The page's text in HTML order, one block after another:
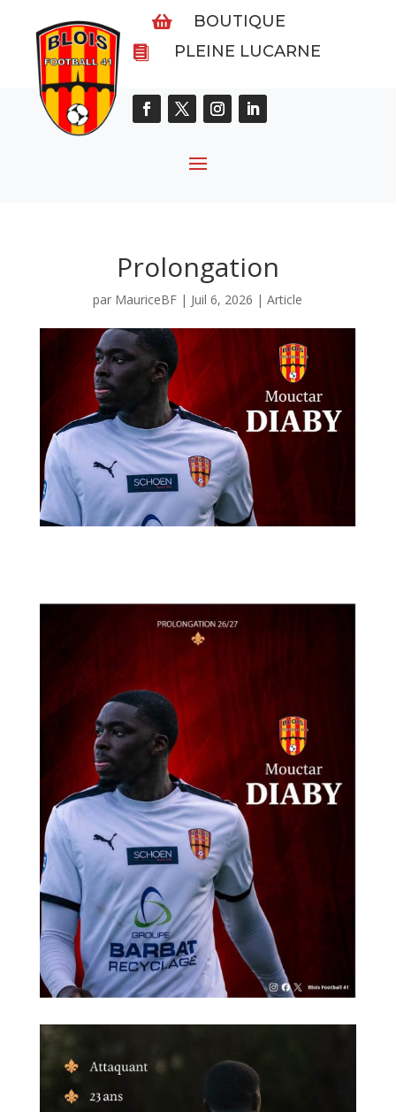
 BOUTIQUE
 PLEINE LUCARNE
Prolongation
par MauriceBF | Juil 6, 2026 |Article